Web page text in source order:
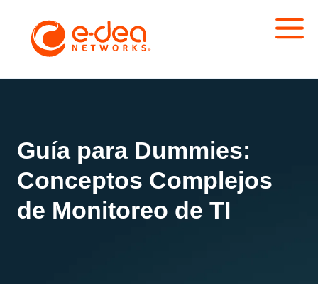
Guía para Dummies:
Conceptos Complejos
de Monitoreo de TI